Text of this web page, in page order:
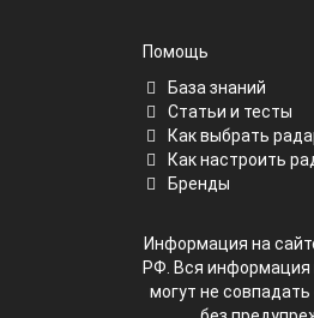
Помощь
База знаний
Статьи и тесты
Как выбрать
Как настроить
Бренды
Информация на
РФ. Вся информация
могут не